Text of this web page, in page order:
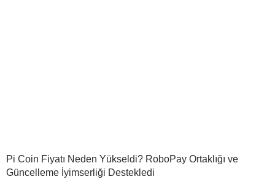
Pi Coin Fiyatı Neden Yükseldi? RoboPay Ortaklığı ve
Güncelleme İyimserliği Destekledi